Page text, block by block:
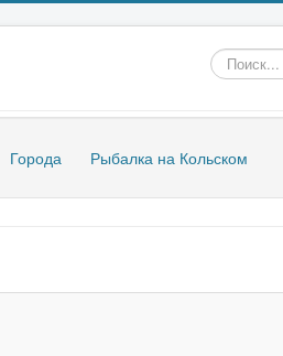
Поиск
Города Рыбалка на Кольском